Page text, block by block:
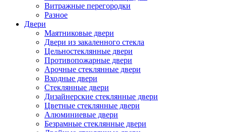
Витражные перегородки
Разное
Двери
Маятниковые двери
Двери из закаленного стекла
Цельностеклянные двери
Противопожарные двери
Арочные стеклянные двери
Входные двери
Стеклянные двери
Дизайнерские стеклянные двери
Цветные стеклянные двери
Алюминиевые двери
Безрамные стеклянные двери